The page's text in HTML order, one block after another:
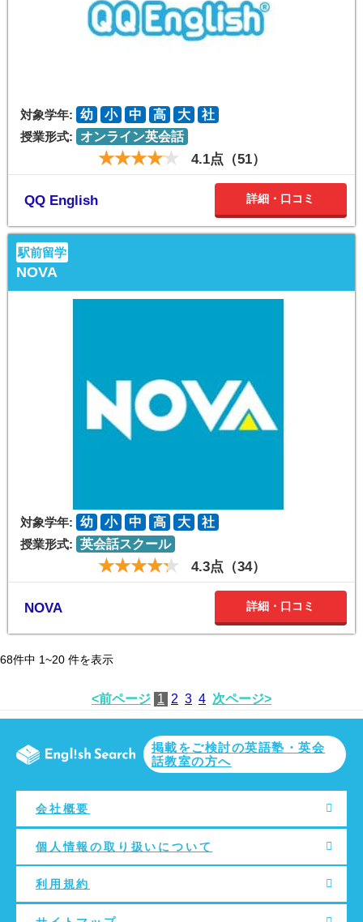
対象学年: 幼 小 中 高 大
社
授業形式:
オンライン英会話
4.1点（51）
QQ English 詳細・口コミ
駅前留学
NOVA
対象学年: 幼 小 中 高 大
社
授業形式: 英会話スクール
4.3点（34）
NOVA 詳細・口コミ
68件中 1~20 件を表示
<前ページ 1 2 3 4 次ページ>
掲載をご検討の英語塾・英会
話教室の方へ
会社概要
個人情報の取り扱いについて
利用規約